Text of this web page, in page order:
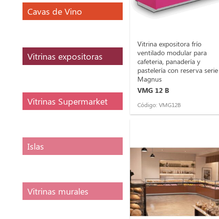
Cavas de Vino
Vitrinas expositoras
Vitrinas Supermarket
Islas
Vitrinas murales
Vitrina expositora frío
ventilado modular para
cafeteria, panadería y
pastelería con reserva serie
Magnus
VMG 12 B
Código: VMG12B